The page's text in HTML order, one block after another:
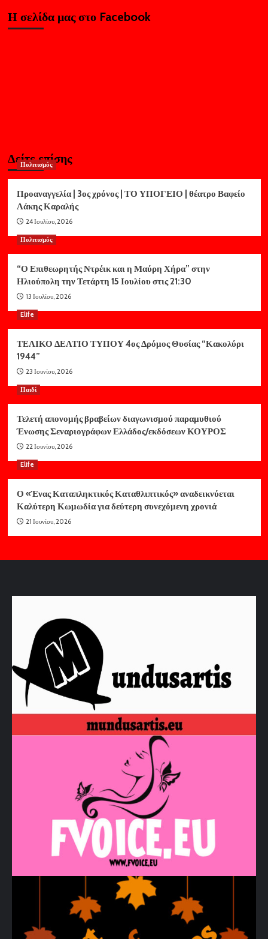
Η σελίδα μας στο Facebook
Δείτε επίσης
Πολιτισμός
Προαναγγελία | 3ος χρόνος | ΤΟ ΥΠΟΓΕΙΟ | θέατρο Βαφείο
Λάκης Καραλής
24 Ιουλίου, 2026
Πολιτισμός
“Ο Επιθεωρητής Ντρέικ και η Μαύρη Χήρα” στην
Ηλιούπολη την Τετάρτη 15 Ιουλίου στις 21:30
13 Ιουλίου, 2026
Elife
ΤΕΛΙΚΟ ΔΕΛΤΙΟ ΤΥΠΟΥ 4ος Δρόμος Θυσίας “Κακολύρι
1944”
23 Ιουνίου, 2026
Παιδί
Τελετή απονομής βραβείων διαγωνισμού παραμυθιού
Ένωσης Σεναριογράφων Ελλάδος/εκδόσεων ΚΟΥΡΟΣ
22 Ιουνίου, 2026
Elife
Ο «Ένας Καταπληκτικός Καταθλιπτικός» αναδεικνύεται
Καλύτερη Κωμωδία για δεύτερη συνεχόμενη χρονιά
21 Ιουνίου, 2026